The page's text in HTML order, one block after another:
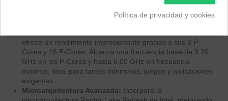
ofrece un rendimiento impresionante gracias a sus 8 P-
Cores y 16 E-Cores. Alcanza una frecuencia base de 3.20
GHz en los P-Cores y hasta 6.00 GHz en frecuencia
máxima, ideal para tareas intensivas, juegos y aplicaciones
exigentes.
Microarquitectura Avanzada: Incorpora la
Política de privacidad y cookies